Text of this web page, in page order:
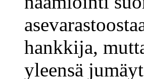
hankkija,
yleensä